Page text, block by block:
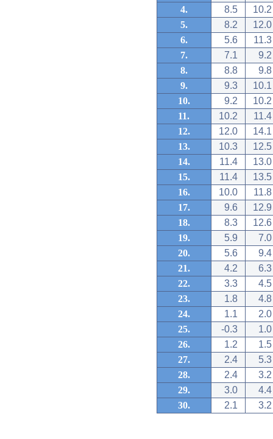
4.
8.5
10.2
5.
8.2
12.0
6.
5.6
11.3
7.
7.1
9.2
8.
8.8
9.8
9.
9.3
10.1
10.
9.2
10.2
11.
10.2
11.4
12.
12.0
14.1
13.
10.3
12.5
14.
11.4
13.0
15.
11.4
13.5
16.
10.0
11.8
17.
9.6
12.9
18.
8.3
12.6
19.
5.9
7.0
20.
5.6
9.4
21.
4.2
6.3
22.
3.3
4.5
23.
1.8
4.8
24.
1.1
2.0
25.
-0.3
1.0
26.
1.2
1.5
27.
2.4
5.3
28.
2.4
3.2
29.
3.0
4.4
30.
2.1 3.2